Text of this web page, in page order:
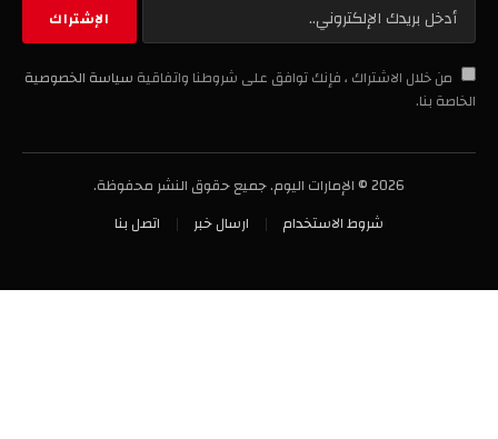
من خلال الاشتراك ، فإنك توافق على شروطنا واتفاقية سياسة الخصوصية
الخاصة بنا.
2026 © الإمارات اليوم. جميع حقوق النشر محفوظة.
شروط الاستخدام
ارسال خبر اتصل بنا